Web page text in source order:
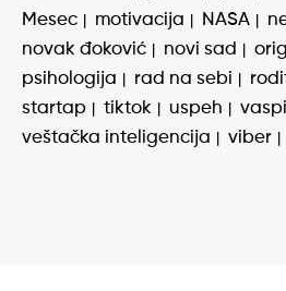
Mesec
motivacija NASA
novak đoković
novi sad
psihologija
rad na sebi
startap
tiktok uspeh
veštačka inteligencija
viber